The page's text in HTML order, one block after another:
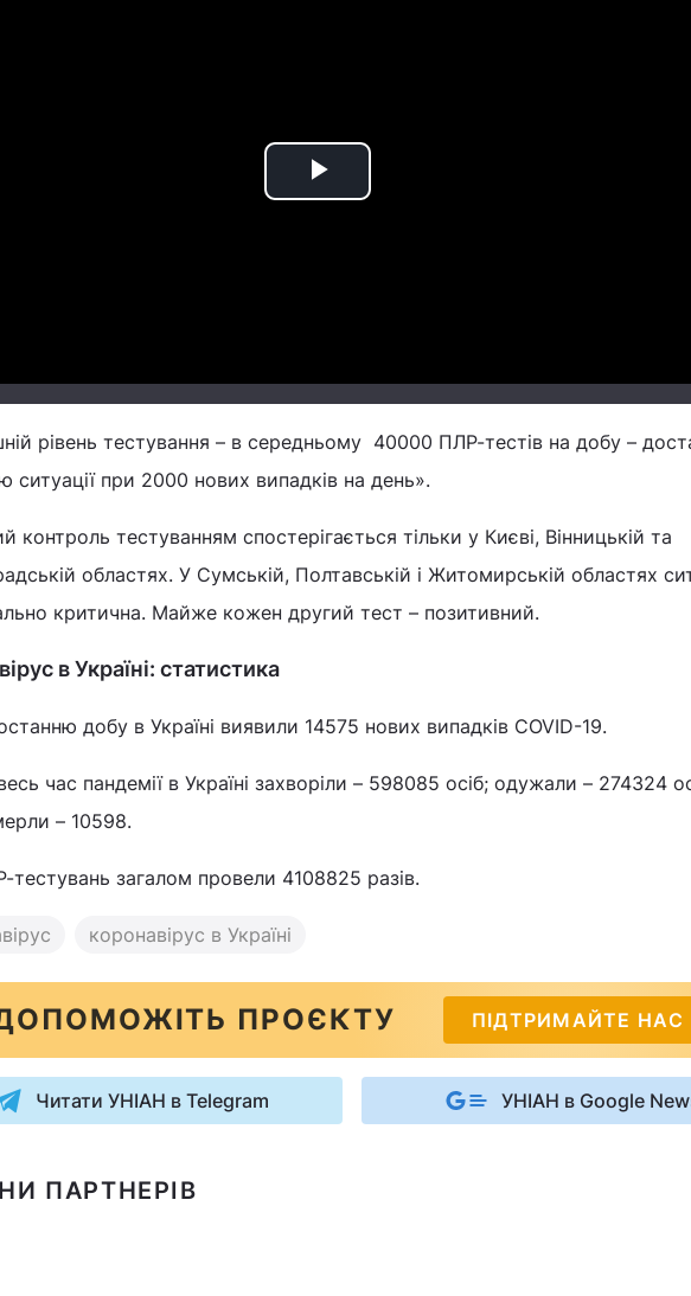
Play
рівень тестування – в середньому 40000 ПЛР-тестів на добу –
ситуації при 2000 нових випадків на день».
контроль тестуванням спостерігається тільки у Києві, Вінницькій та
областях. У Сумській, Полтавській і Житомирській областях
критична. Майже кожен другий тест – позитивний.
в Україні: статистика
добу в Україні виявили 14575 нових випадків COVID-19.
час пандемії в Україні захворіли – 598085 осіб; одужали – 274324
– 10598.
тестувань загалом провели 4108825 разів.
коронавірус в Україні
ПРОЄКТУ ПІДТРИМАЙТЕ НАС
Читати УНІАН в Telegram УНІАН в Google
ПАРТНЕРІВ